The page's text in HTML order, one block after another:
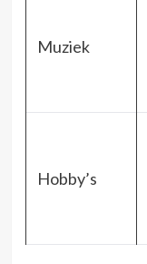
Muziek
Hobby’s